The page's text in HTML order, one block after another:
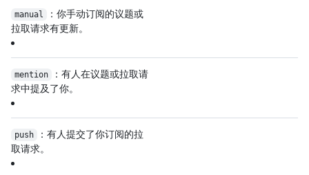
manual
：你手动订阅的议题或
拉取请求有更新。
mention
：有人在议题或拉取请
求中提及了你。
push
：有人提交了你订阅的拉
取请求。